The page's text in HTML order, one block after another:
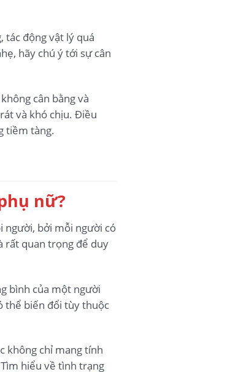
tác động vật lý quá
hãy chú ý tới sự cân
cân bằng và
và khó chịu. Điều
tiềm tàng.
nữ?
người, bởi mỗi người có
rất quan trọng để duy
bình của một người
thể biến đổi tùy thuộc
không chỉ mang tính
hiểu về tình trạng